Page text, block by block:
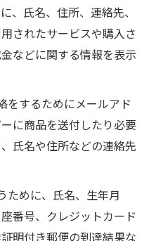
、氏名、住所、連絡先、
されたサービスや購入さ
などに関する情報を表示
をするためにメールアド
に商品を送付したり必要
氏名や住所などの連絡先
ために、氏名、生年月
番号、クレジットカード
明付き郵便の到達結果な